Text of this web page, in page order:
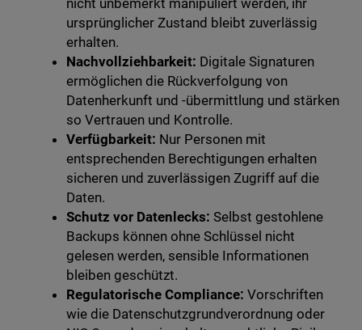
nicht unbemerkt manipuliert werden, ihr
ursprünglicher Zustand bleibt zuverlässig
erhalten.
Nachvollziehbarkeit: Digitale Signaturen
ermöglichen die Rückverfolgung von
Datenherkunft und -übermittlung und stärken
so Vertrauen und Kontrolle.
Verfügbarkeit: Nur Personen mit
entsprechenden Berechtigungen erhalten
sicheren und zuverlässigen Zugriff auf die
Daten.
Schutz vor Datenlecks: Selbst gestohlene
Backups können ohne Schlüssel nicht
gelesen werden, sensible Informationen
bleiben geschützt.
Regulatorische Compliance: Vorschriften
wie die Datenschutzgrundverordnung oder